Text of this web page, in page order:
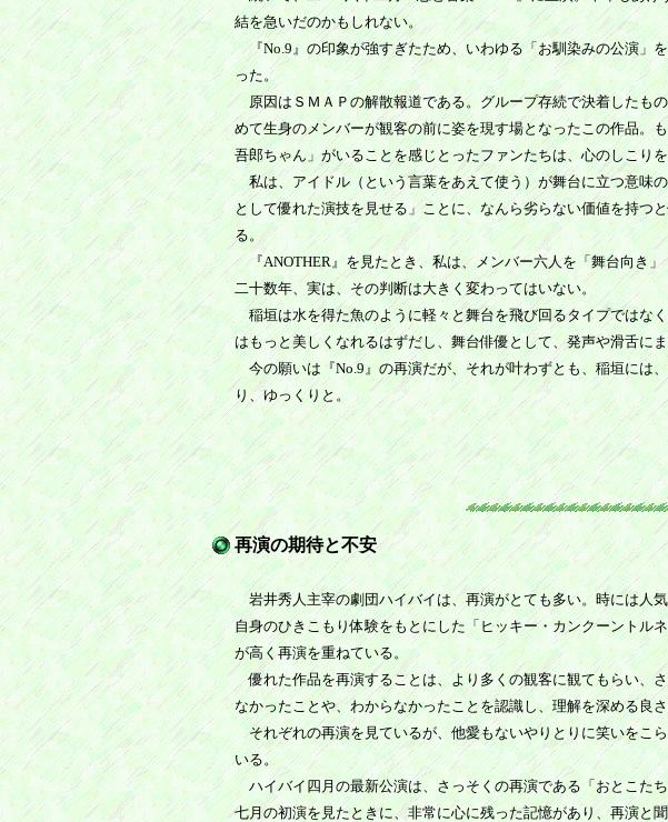
結を急いだのかもしれない。
『No.9』の印象が強すぎたため、いわゆる「お馴染みの公演」
った。
原因はＳＭＡＰの解散報道である。グループ存続で決着したも
めて生身のメンバーが観客の前に姿を現す場となったこの作品。
吾郎ちゃん」がいることを感じとったファンたちは、心のしこり
私は、アイドル（という言葉をあえて使う）が舞台に立つ意味
として優れた演技を見せる」ことに、なんら劣らない価値を持つ
る。
『ANOTHER』を見たとき、私は、メンバー六人を「舞台向き
二十数年、実は、その判断は大きく変わってはいない。
稲垣は水を得た魚のように軽々と舞台を飛び回るタイプではな
はもっと美しくなれるはずだし、舞台俳優として、発声や滑舌に
今の願いは『No.9』の再演だが、それが叶わずとも、稲垣には
り、ゆっくりと。
再演の期待と不安
岩井秀人主宰の劇団ハイバイは、再演がとても多い。時には人
自身のひきこもり体験をもとにした「ヒッキー・カンクーントル
が高く再演を重ねている。
優れた作品を再演することは、より多くの観客に観てもらい、
なかったことや、わからなかったことを認識し、理解を深める良
それぞれの再演を見ているが、他愛もないやりとりに笑いをこ
いる。
ハイバイ四月の最新公演は、さっそくの再演である「おとこた
七月の初演を見たときに、非常に心に残った記憶があり、再演と